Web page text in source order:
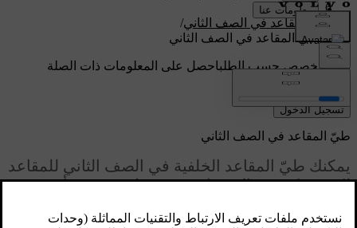
المقاعد/
المقاعد في الصف الثاني/
طيّ المقاعد في الصف الثاني
دعم مخصص حسب الطلباحصل على المعلومات ذات الصلة
بسيارتك الخاصة.
تسجيل الدخول
محدّث ٠٧‏/٠٨‏/٢٠٢٤
طيّ المقاعد في الصف الثاني
يمكنك طيّ المقاعد الخلفية في الصف الثاني للمقاعد
لكي تتمكن من الاستفادة من مساحة تخزين أوسع.